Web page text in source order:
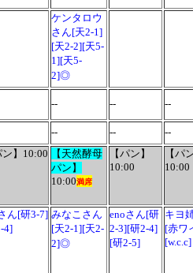
ケンタロウ
さん[天2-1]
[天2-2][天5-
1][天5-
2]◎
-- -- --
-- -- --
ン】10:00
【天然酵母
パン】
10:00満席
【パン】
10:00
【パ
10:00
ん[研3-7]
4]
みなこさん
[天2-1][天2-
2]◎
enoさん[研
2-3][研2-4]
[研2-5]
キヨ
[赤ワ